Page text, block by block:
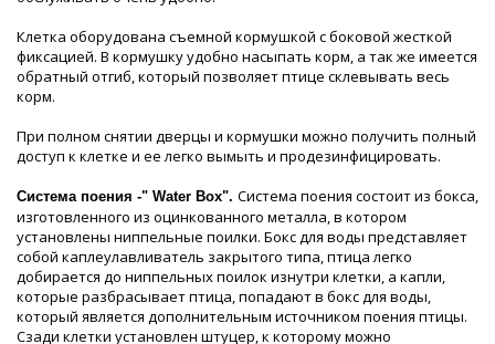
Клетка оборудована съемной кормушкой с боковой жесткой
фиксацией. В кормушку удобно насыпать корм, а так же имеется
обратный отгиб, который позволяет птице склевывать весь
корм.
При полном снятии дверцы и кормушки можно получить полный
доступ к клетке и ее легко вымыть и продезинфицировать.
Система поения -" Water Box". Система поения состоит из бокса,
изготовленного из оцинкованного металла, в котором
установлены ниппельные поилки. Бокс для воды представляет
собой каплеулавливатель закрытого типа, птица легко
добирается до ниппельных поилок изнутри клетки, а капли,
которые разбрасывает птица, попадают в бокс для воды,
который является дополнительным источником поения птицы.
Сзади клетки установлен штуцер, к которому можно